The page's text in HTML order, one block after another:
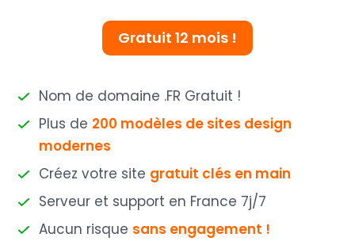
Nom de domaine .FR Gratuit !
Plus de 200 modèles de sites design
modernes
Créez votre site gratuit clés en main
Serveur et support en France 7j/7
Aucun risque sans engagement !
Gratuit 12 mois !